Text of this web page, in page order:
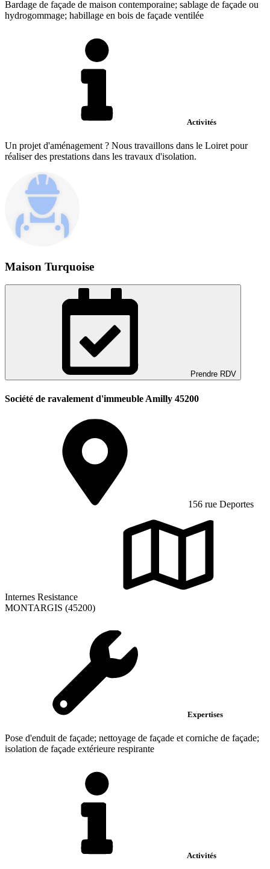
Bardage de façade de maison contemporaine; sablage de façade ou
hydrogommage; habillage en bois de façade ventilée
Activités
Un projet d'aménagement ? Nous travaillons dans le Loiret pour
réaliser des prestations dans les travaux d'isolation.
Maison Turquoise
Prendre RDV
Société de ravalement d'immeuble Amilly 45200
156 rue Deportes
Internes Resistance
MONTARGIS (45200)
Expertises
Pose d'enduit de façade; nettoyage de façade et corniche de façade;
isolation de façade extérieure respirante
Activités